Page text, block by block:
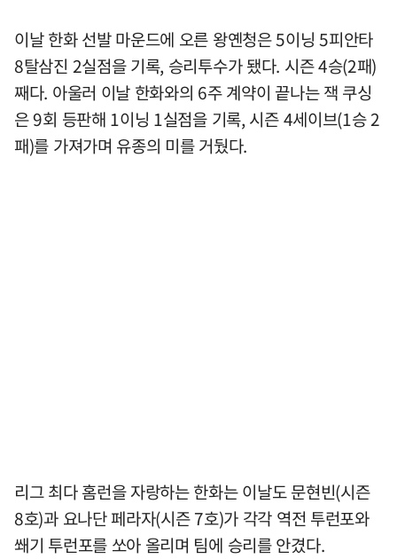
이날 한화 선발 마운드에 오른 왕옌청은 5이닝 5피안타
8탈삼진 2실점을 기록, 승리투수가 됐다. 시즌 4승(2패)
째다. 아울러 이날 한화와의 6주 계약이 끝나는 잭 쿠싱
은 9회 등판해 1이닝 1실점을 기록, 시즌 4세이브(1승 2
패)를 가져가며 유종의 미를 거뒀다.
리그 최다 홈런을 자랑하는 한화는 이날도 문현빈(시즌
8호)과 요나단 페라자(시즌 7호)가 각각 역전 투런포와
쐐기 투런포를 쏘아 올리며 팀에 승리를 안겼다.